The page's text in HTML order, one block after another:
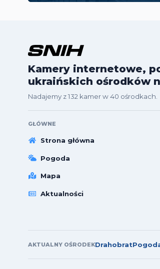
Kamery internetowe,
ukraińskich ośrodków
Nadajemy z 132 kamer w 40 ośrodkach.
GŁÓWNE
Strona główna
Pogoda
Mapa
Aktualności
AKTUALNY OŚRODEKDrahobrat